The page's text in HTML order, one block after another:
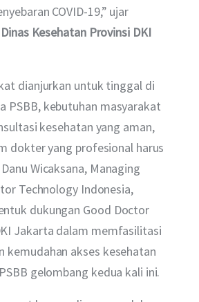
COVID-19,” ujar
Kesehatan Provinsi DKI
dianjurkan untuk tinggal di
PSBB, kebutuhan masyarakat
kesehatan yang aman,
dokter yang profesional harus
Wicaksana, Managing
Technology Indonesia,
dukungan Good Doctor
Jakarta dalam memfasilitasi
kemudahan akses kesehatan
gelombang kedua kali ini.